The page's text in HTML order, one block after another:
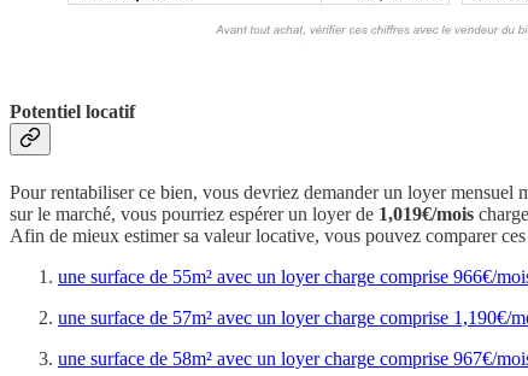
Potentiel locatif
Pour rentabiliser ce bien, vous devriez demander un loyer mensuel
sur le marché, vous pourriez espérer un loyer de 1,019€/mois
Afin de mieux estimer sa valeur locative, vous pouvez comparer
une surface de 55m² avec un loyer charge comprise 966€/
une surface de 57m² avec un loyer charge comprise 1,190€/
une surface de 58m² avec un loyer charge comprise 967€/